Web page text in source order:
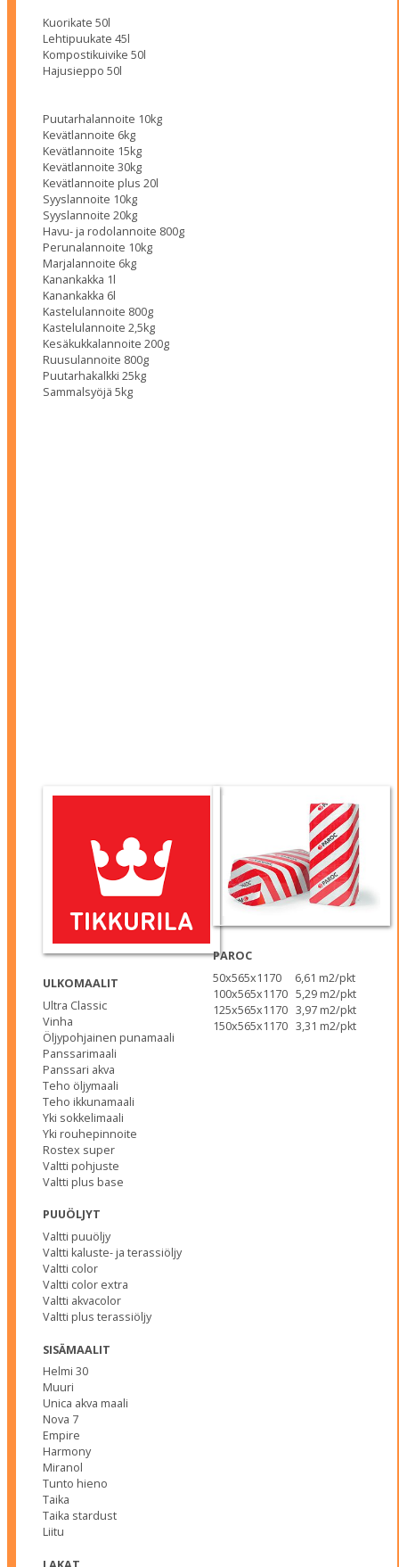
Kuorikate 50l
Lehtipuukate 45l
Kompostikuivike 50l
Hajusieppo 50l
Puutarhalannoite 10kg
Kevätlannoite 6kg
Kevätlannoite 15kg
Kevätlannoite 30kg
Kevätlannoite plus 20l
Syyslannoite 10kg
Syyslannoite 20kg
Havu- ja rodolannoite 800g
Perunalannoite 10kg
Marjalannoite 6kg
Kanankakka 1l
Kanankakka 6l
Kastelulannoite 800g
Kastelulannoite 2,5kg
Kesäkukkalannoite 200g
Ruusulannoite 800g
Puutarhakalkki 25kg
Sammalsyöjä 5kg
ULKOMAALIT
Ultra Classic
Vinha
Öljypohjainen punamaali
Panssarimaali
Panssari akva
Teho öljymaali
Teho ikkunamaali
Yki sokkelimaali
Yki rouhepinnoite
Rostex super
Valtti pohjuste
Valtti plus base
PUUÖLJYT
Valtti puuöljy
Valtti kaluste- ja terassiöljy
Valtti color
Valtti color extra
Valtti akvacolor
Valtti plus terassiöljy
SISÄMAALIT
Helmi 30
Muuri
Unica akva maali
Nova 7
Empire
Harmony
Miranol
Tunto hieno
Taika
Taika stardust
Liitu
PAROC
50x565x1170 6,61 m2/pkt
100x565x1170 5,29 m2/pkt
125x565x1170 3,97 m2/pkt
150x565x1170 3,31 m2/pkt